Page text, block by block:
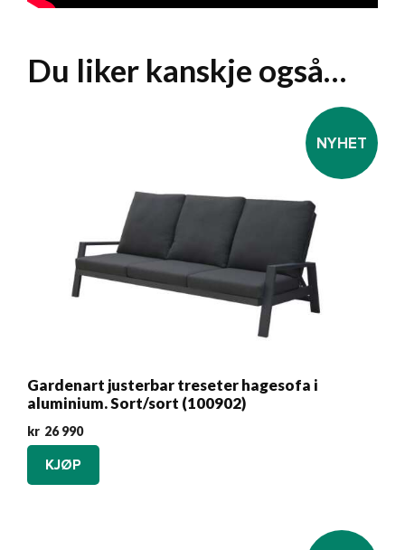
Du liker kanskje også…
NYHET
Gardenart justerbar treseter hagesofa i
aluminium. Sort/sort (100902)
kr 26 990
KJØP